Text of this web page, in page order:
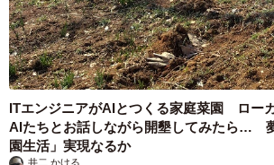
ITエンジニアがAIとつくる家庭菜園 ロー
AIたちとお話しながら開墾してみたら…
園生活」実現なるか
井二 かける